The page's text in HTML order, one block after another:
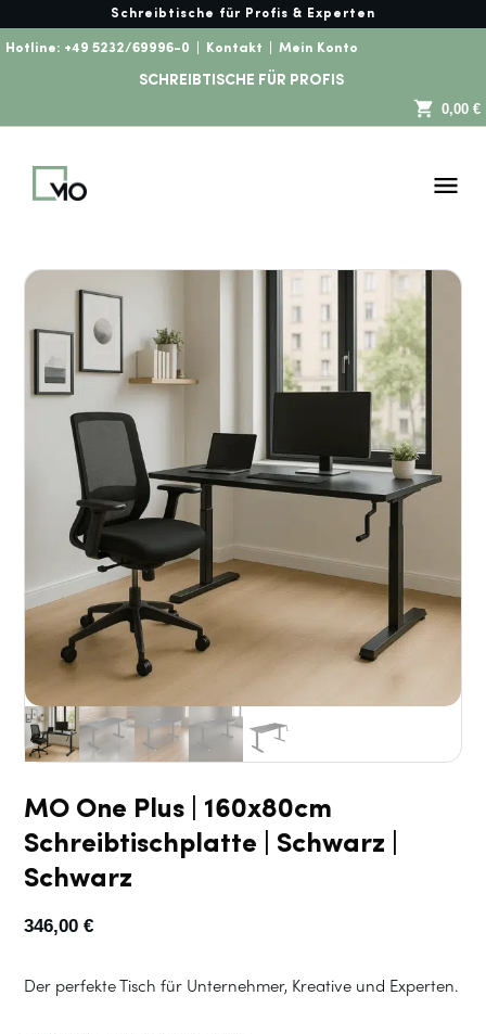
Schreibtische für Profis & Experten
Hotline: +49 5232/69996-0 Kontakt Mein Konto
SCHREIBTISCHE FÜR PROFIS
0,00 €
MO One Plus | 160x80cm
Schreibtischplatte | Schwarz |
Schwarz
346,00 €
Der perfekte Tisch für Unternehmer, Kreative und Experten.